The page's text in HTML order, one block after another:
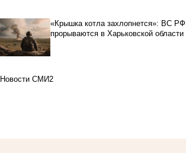
«Крышка котла захлопнется»: ВС РФ
прорываются в Харьковской области
Новости СМИ2